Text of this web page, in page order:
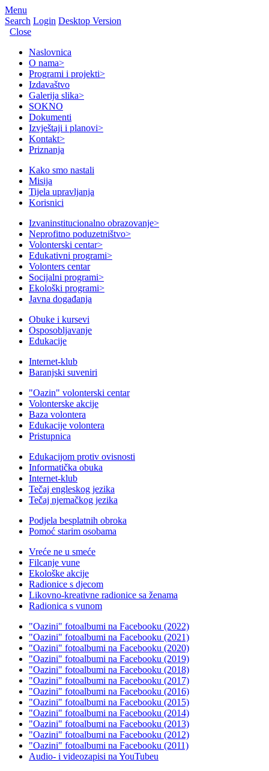
Menu
Search Login Desktop Version
Close
Naslovnica
O nama>
Programi i projekti>
Izdavaštvo
Galerija slika>
SOKNO
Dokumenti
Izvještaji i planovi>
Kontakt>
Priznanja
Kako smo nastali
Misija
Tijela upravljanja
Korisnici
Izvaninstitucionalno obrazovanje>
Neprofitno poduzetništvo>
Volonterski centar>
Edukativni programi>
Volonters centar
Socijalni programi>
Ekološki programi>
Javna događanja
Obuke i kursevi
Osposobljavanje
Edukacije
Internet-klub
Baranjski suveniri
"Oazin" volonterski centar
Volonterske akcije
Baza volontera
Edukacije volontera
Pristupnica
Edukacijom protiv ovisnosti
Informatička obuka
Internet-klub
Tečaj engleskog jezika
Tečaj njemačkog jezika
Podjela besplatnih obroka
Pomoć starim osobama
Vreće ne u smeće
Filcanje vune
Ekološke akcije
Radionice s djecom
Likovno-kreativne radionice sa ženama
Radionica s vunom
"Oazini" fotoalbumi na Facebooku (2022)
"Oazini" fotoalbumi na Facebooku (2021)
"Oazini" fotoalbumi na Facebooku (2020)
"Oazini" fotoalbumi na Facebooku (2019)
"Oazini" fotoalbumi na Facebooku (2018)
"Oazini" fotoalbumi na Facebooku (2017)
"Oazini" fotoalbumi na Facebooku (2016)
"Oazini" fotoalbumi na Facebooku (2015)
"Oazini" fotoalbumi na Facebooku (2014)
"Oazini" fotoalbumi na Facebooku (2013)
"Oazini" fotoalbumi na Facebooku (2012)
"Oazini" fotoalbumi na Facebooku (2011)
Audio- i videozapisi na YouTubeu